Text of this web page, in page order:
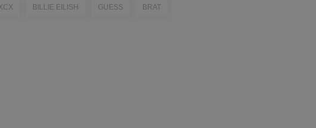
BILLIE EILISH GUESS BRAT